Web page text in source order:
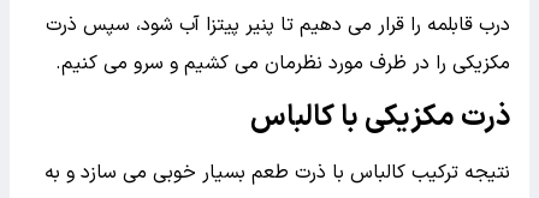
درب قابلمه را قرار می دهیم تا پنیر پیتزا آب شود، سپس ذرت
مکزیکی را در ظرف مورد نظرمان می کشیم و سرو می کنیم.
ذرت مکزیکی با کالباس
نتیجه ترکیب کالباس با ذرت طعم بسیار خوبی می سازد و به